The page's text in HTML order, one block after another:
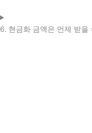
6. 현금화 금액은 언제 받을